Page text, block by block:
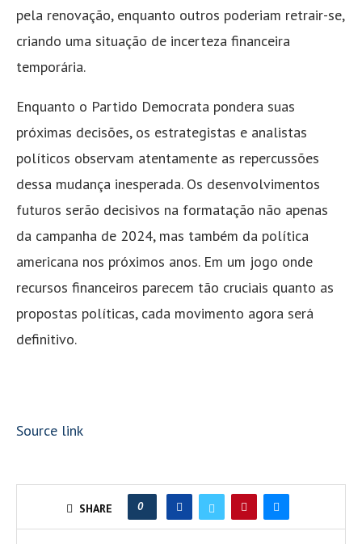
pela renovação, enquanto outros poderiam retrair-se,
criando uma situação de incerteza financeira
temporária.
Enquanto o Partido Democrata pondera suas
próximas decisões, os estrategistas e analistas
políticos observam atentamente as repercussões
dessa mudança inesperada. Os desenvolvimentos
futuros serão decisivos na formatação não apenas
da campanha de 2024, mas também da política
americana nos próximos anos. Em um jogo onde
recursos financeiros parecem tão cruciais quanto as
propostas políticas, cada movimento agora será
definitivo.
Source link
SHARE 0